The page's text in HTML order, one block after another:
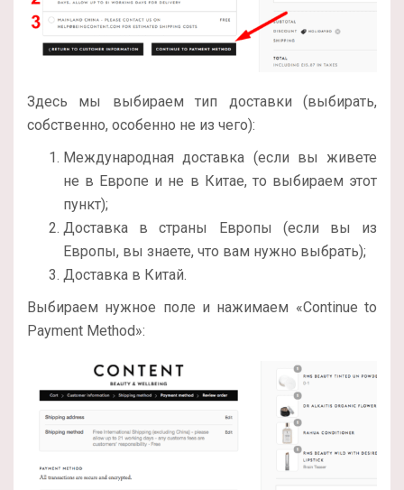
Здесь мы выбираем тип доставки (выбирать,
собственно, особенно не из чего):
Международная доставка (если вы живете
не в Европе и не в Китае, то выбираем этот
пункт);
Доставка в страны Европы (если вы из
Европы, вы знаете, что вам нужно выбрать);
Доставка в Китай.
Выбираем нужное поле и нажимаем «Continue to
Payment Method»: